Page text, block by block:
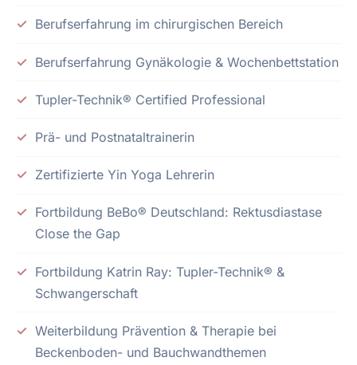
Berufserfahrung im chirurgischen Bereich
Berufserfahrung Gynäkologie & Wochenbettstation
Tupler-Technik® Certified Professional
Prä- und Postnataltrainerin
Zertifizierte Yin Yoga Lehrerin
Fortbildung BeBo® Deutschland: Rektusdiastase
Close the Gap
Fortbildung Katrin Ray: Tupler-Technik® &
Schwangerschaft
Weiterbildung Prävention & Therapie bei
Beckenboden- und Bauchwandthemen